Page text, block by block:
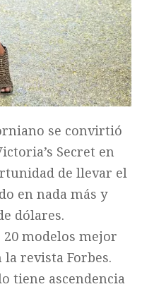
se convirtió
Secret en
de llevar el
en nada más y
dólares.
20 modelos mejor
la revista Forbes.
tiene ascendencia